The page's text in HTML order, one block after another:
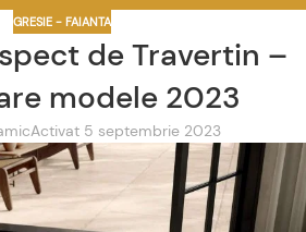
GRESIE - FAIANTA
de Travertin –
modele 2023
Activat 5 septembrie 2023